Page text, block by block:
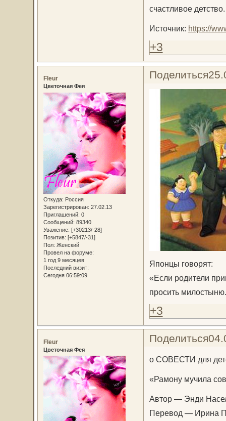
счастливое детство.
Источник: https://
+3
Поделиться
Fleur
Цветочная Фея
Откуда: Россия
Зарегистрирован: 27.02.13
Приглашений: 0
Сообщений: 89340
Уважение: [+30213/-28]
Позитив: [+5847/-31]
Пол: Женский
Провел на форуме:
1 год 9 месяцев
Последний визит:
Сегодня 06:59:09
Японцы говорят:
«Если родители
просить
+3
Поделиться
Fleur
Цветочная Фея
о СОВЕСТИ для
«Рамону мучила
Автор — Энди
Перевод — Ирина